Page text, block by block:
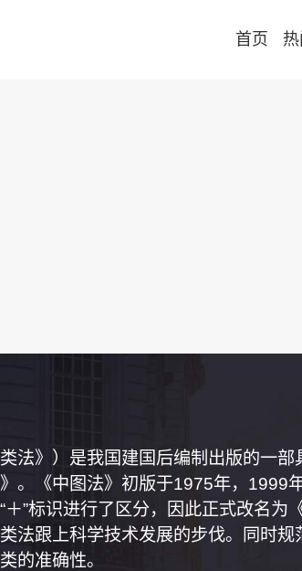
首页
法》）是我国建国后编制出版的一
。《中图法》初版于1975年，1999
”标识进行了区分，因此正式改名为
法跟上科学技术发展的步伐。同时
的准确性。